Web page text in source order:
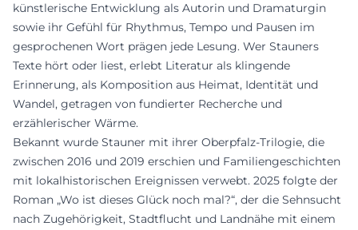
künstlerische Entwicklung als Autorin und Dramaturgin
sowie ihr Gefühl für Rhythmus, Tempo und Pausen im
gesprochenen Wort prägen jede Lesung. Wer Stauners
Texte hört oder liest, erlebt Literatur als klingende
Erinnerung, als Komposition aus Heimat, Identität und
Wandel, getragen von fundierter Recherche und
erzählerischer Wärme.
Bekannt wurde Stauner mit ihrer Oberpfalz-Trilogie, die
zwischen 2016 und 2019 erschien und Familiengeschichten
mit lokalhistorischen Ereignissen verwebt. 2025 folgte der
Roman „Wo ist dieses Glück noch mal?“, der die Sehnsucht
nach Zugehörigkeit, Stadtflucht und Landnähe mit einem